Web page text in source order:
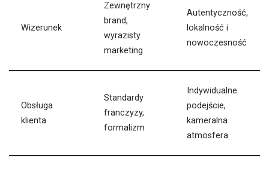
Wizerunek
Zewnętrzny
brand,
wyrazisty
marketing
Autentyczność,
lokalność i
nowoczesność
Obsługa
klienta
Standardy
franczyzy,
formalizm
Indywidualne
podejście,
kameralna
atmosfera